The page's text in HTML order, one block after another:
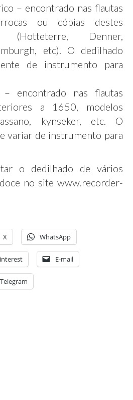
– encontrado nas flautas
ou cópias destes
(Hotteterre, Denner,
etc). O dedilhado
de instrumento para
– encontrado nas flautas
a 1650, modelos
kynseker, etc. O
variar de instrumento para
o dedilhado de vários
no site www.recorder-
X WhatsApp
E-mail
Telegram